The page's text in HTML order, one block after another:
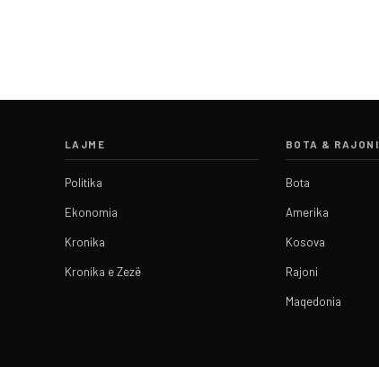
LAJME
Politika
Ekonomia
Kronika
Kronika e Zezë
BOTA & RAJONI
Bota
Amerika
Kosova
Rajoni
Maqedonia